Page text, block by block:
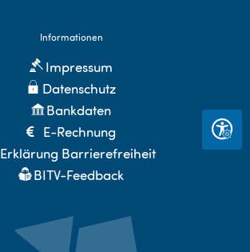
Informationen
Impressum
Datenschutz
Bankdaten
E-Rechnung
Erklärung Barrierefreiheit
BITV-Feedback
Seite